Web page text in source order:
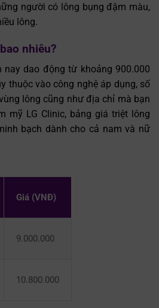
người có lông bụng đậm màu,
lông.
nhiêu?
nay dao động từ khoảng 900.000
thuộc vào công nghệ áp dụng, số
lông cũng như địa chỉ mà bạn
mỹ LG Clinic, bảng giá triệt lông
bạch dành cho cả nam và nữ
Giá (VNĐ)
9.000.000
10.800.000